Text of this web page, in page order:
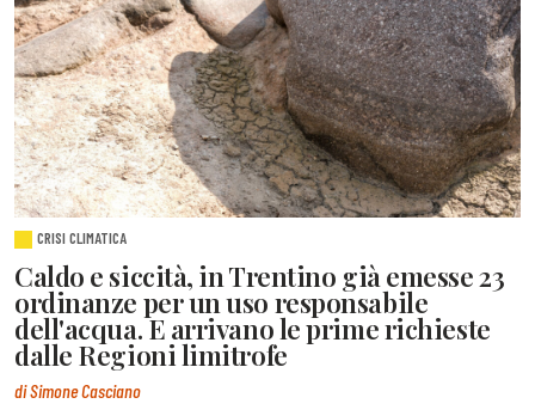
CRISI CLIMATICA
Caldo e siccità, in Trentino già emesse 23
ordinanze per un uso responsabile
dell'acqua. E arrivano le prime richieste
dalle Regioni limitrofe
di Simone Casciano